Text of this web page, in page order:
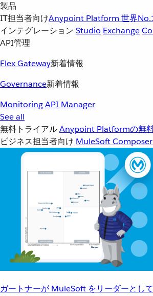
製品
IT担当者向けAnypoint Platform 世界
インテグレーション Studio Exchange
API管理
Flex Gateway新着情報
Governance新着情報
MonitoringAPI Manager
See all
無料トライアルAnypoint Platformの無
ビジネス担当者向け MuleSoft Composer
ガートナーが MuleSoft をリーダーとし